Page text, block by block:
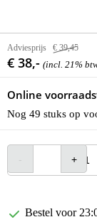
Adviesprijs € 39,45
€ 38,- (incl. 21%
Online
Nog 49 stuks op
Bestel voor